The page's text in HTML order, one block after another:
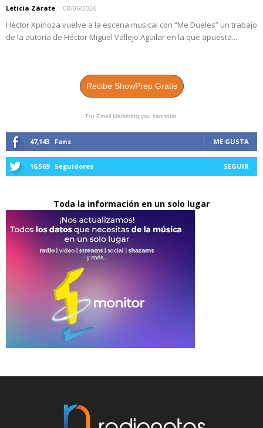
Leticia Zárate - 08/06/2026
Héctor Xpinoza vuelve a la escena musical con “Me Dueles” un trabajo
de la autoría de Héctor Miguel Vallejo Aguilar en la que apuesta...
Recibe ShowPrep Gratis
For Email Marketing you can trust.
47,143 Fans ME GUSTA
16,569 Seguidores SEGUIR
Toda la información en un solo lugar